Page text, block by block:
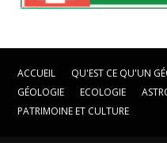
ACCUEIL QU'EST CE QU'UN
GÉOLOGIE
ECOLOGIE
PATRIMOINE ET CULTURE